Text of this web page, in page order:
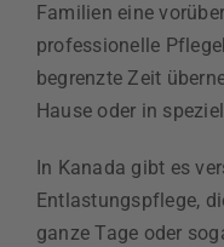
Familien eine
professionelle
begrenzte Zeit
Hause oder in
In Kanada gibt es
Entlastungspflege,
ganze Tage oder